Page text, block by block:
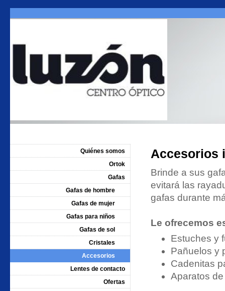
Accesorios
Brinde a sus
evitará las
gafas durante
Le ofrecemos
Estuches y
Pañuelos y
Cadenitas
Aparatos
Quiénes somos
Ortok
Gafas
Gafas de hombre
Gafas de mujer
Gafas para niños
Gafas de sol
Cristales
Accesorios
Lentes de contacto
Ofertas